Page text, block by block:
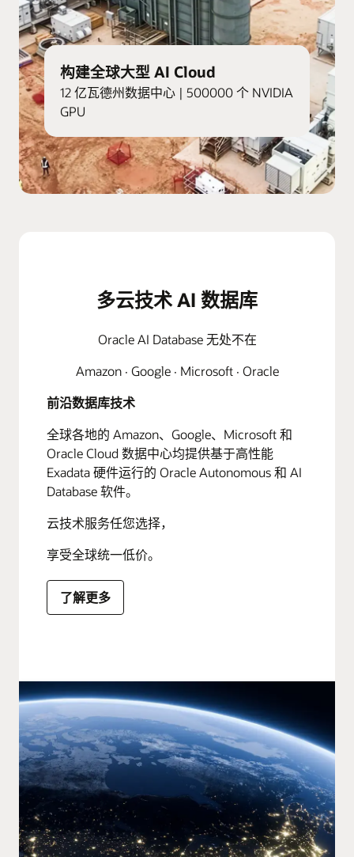
构建全球大型 AI Cloud
12 亿瓦德州数据中心 | 500000 个 NVIDIA
GPU
多云技术 AI 数据库
Oracle AI Database 无处不在
Amazon · Google · Microsoft · Oracle
前沿数据库技术
全球各地的 Amazon、Google、Microsoft 和
Oracle Cloud 数据中心均提供基于高性能
Exadata 硬件运行的 Oracle Autonomous 和 AI
Database 软件。
云技术服务任您选择，
享受全球统一低价。
了解更多